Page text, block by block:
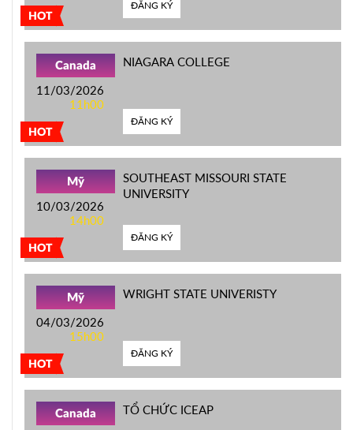
HOT
ĐĂNG KÝ
HOT
Canada
11/03/2026
11h00
NIAGARA COLLEGE
ĐĂNG KÝ
HOT
Mỹ
10/03/2026
14h00
SOUTHEAST MISSOURI STATE
UNIVERSITY
ĐĂNG KÝ
HOT
Mỹ
04/03/2026
15h00
WRIGHT STATE UNIVERISTY
ĐĂNG KÝ
Canada TỔ CHỨC ICEAP